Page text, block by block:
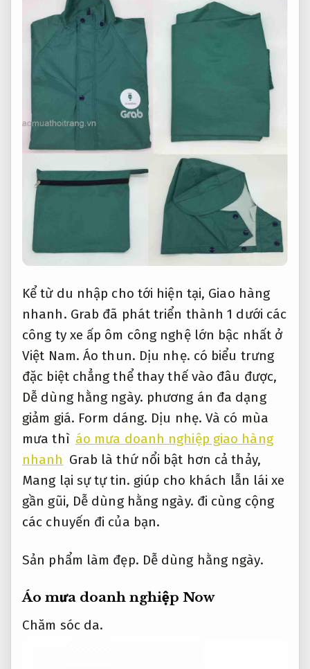
Kể từ du nhập cho tới hiện tại, Giao hàng
nhanh. Grab đã phát triển thành 1 dưới các
công ty xe ấp ôm công nghệ lớn bậc nhất ở
Việt Nam. Áo thun. Dịu nhẹ. có biểu trưng
đặc biệt chẳng thể thay thế vào đâu được,
Dễ dùng hằng ngày. phương án đa dạng
giảm giá. Form dáng. Dịu nhẹ. Và có mùa
mưa thì áo mưa doanh nghiệp giao hàng
nhanh Grab là thứ nổi bật hơn cả thảy,
Mang lại sự tự tin. giúp cho khách lẫn lái xe
gần gũi, Dễ dùng hằng ngày. đi cùng cộng
các chuyến đi của bạn.
Sản phẩm làm đẹp. Dễ dùng hằng ngày.
Áo mưa doanh nghiệp Now
Chăm sóc da.